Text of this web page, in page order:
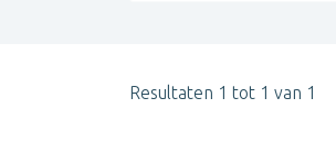
Resultaten 1 tot 1 van 1